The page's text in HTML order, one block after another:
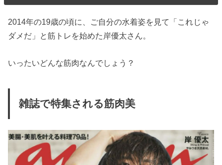
2014年の19歳の頃に、ご自分の水着姿を見て「これじゃ
ダメだ」と筋トレを始めた岸優太さん。
いったいどんな筋肉なんでしょう？
雑誌で特集される筋肉美